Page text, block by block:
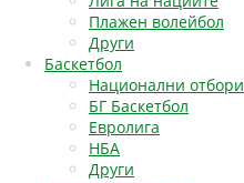
Плажен волейбол
Други
Баскетбол
Национални отбори
БГ Баскетбол
Евролига
НБА
Други